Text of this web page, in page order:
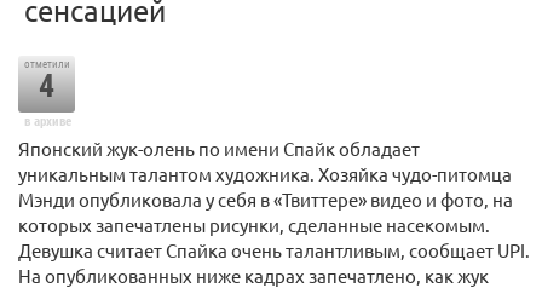
сенсацией
отметили
4
в архиве
Японский жук-олень по имени Спайк обладает
уникальным талантом художника. Хозяйка чудо-питомца
Мэнди опубликовала у себя в «Твиттере» видео и фото, на
которых запечатлены рисунки, сделанные насекомым.
Девушка считает Спайка очень талантливым, сообщает UPI.
На опубликованных ниже кадрах запечатлено, как жук